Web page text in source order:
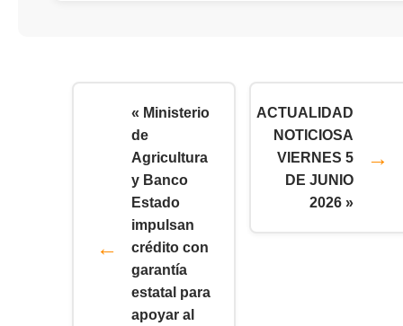
« Ministerio
de
Agricultura
y Banco
Estado
impulsan
crédito con
garantía
estatal para
apoyar al
ACTUALIDAD
NOTICIOSA
VIERNES 5
DE JUNIO
2026 »